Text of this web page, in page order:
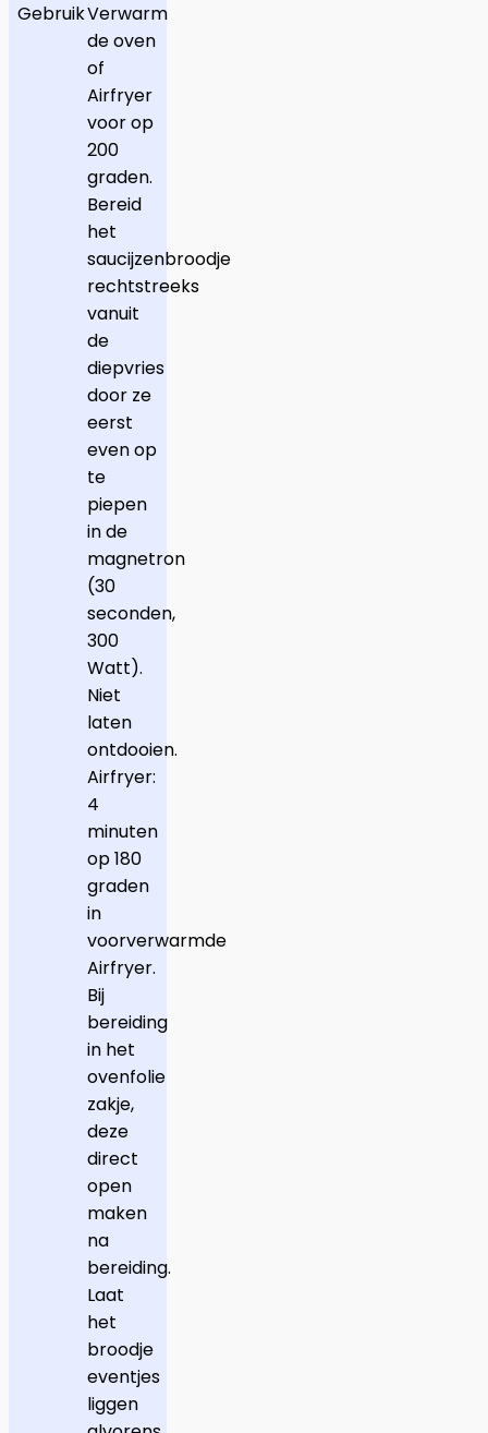
GebruikVerwarm
de oven
of
Airfryer
voor op
200
graden.
Bereid
het
saucijzenbroodje
rechtstreeks
vanuit
de
diepvries
door ze
eerst
even op
te
piepen
in de
magnetron
(30
seconden,
300
Watt).
Niet
laten
ontdooien.
Airfryer:
4
minuten
op 180
graden
in
voorverwarmde
Airfryer.
Bij
bereiding
in het
ovenfolie
zakje,
deze
direct
open
maken
na
bereiding.
Laat
het
broodje
eventjes
liggen